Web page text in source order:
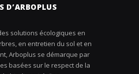
D’ARBOPLUS
solutions écologiques en
en entretien du sol et en
Arboplus se démarque par
basées sur le respect de la